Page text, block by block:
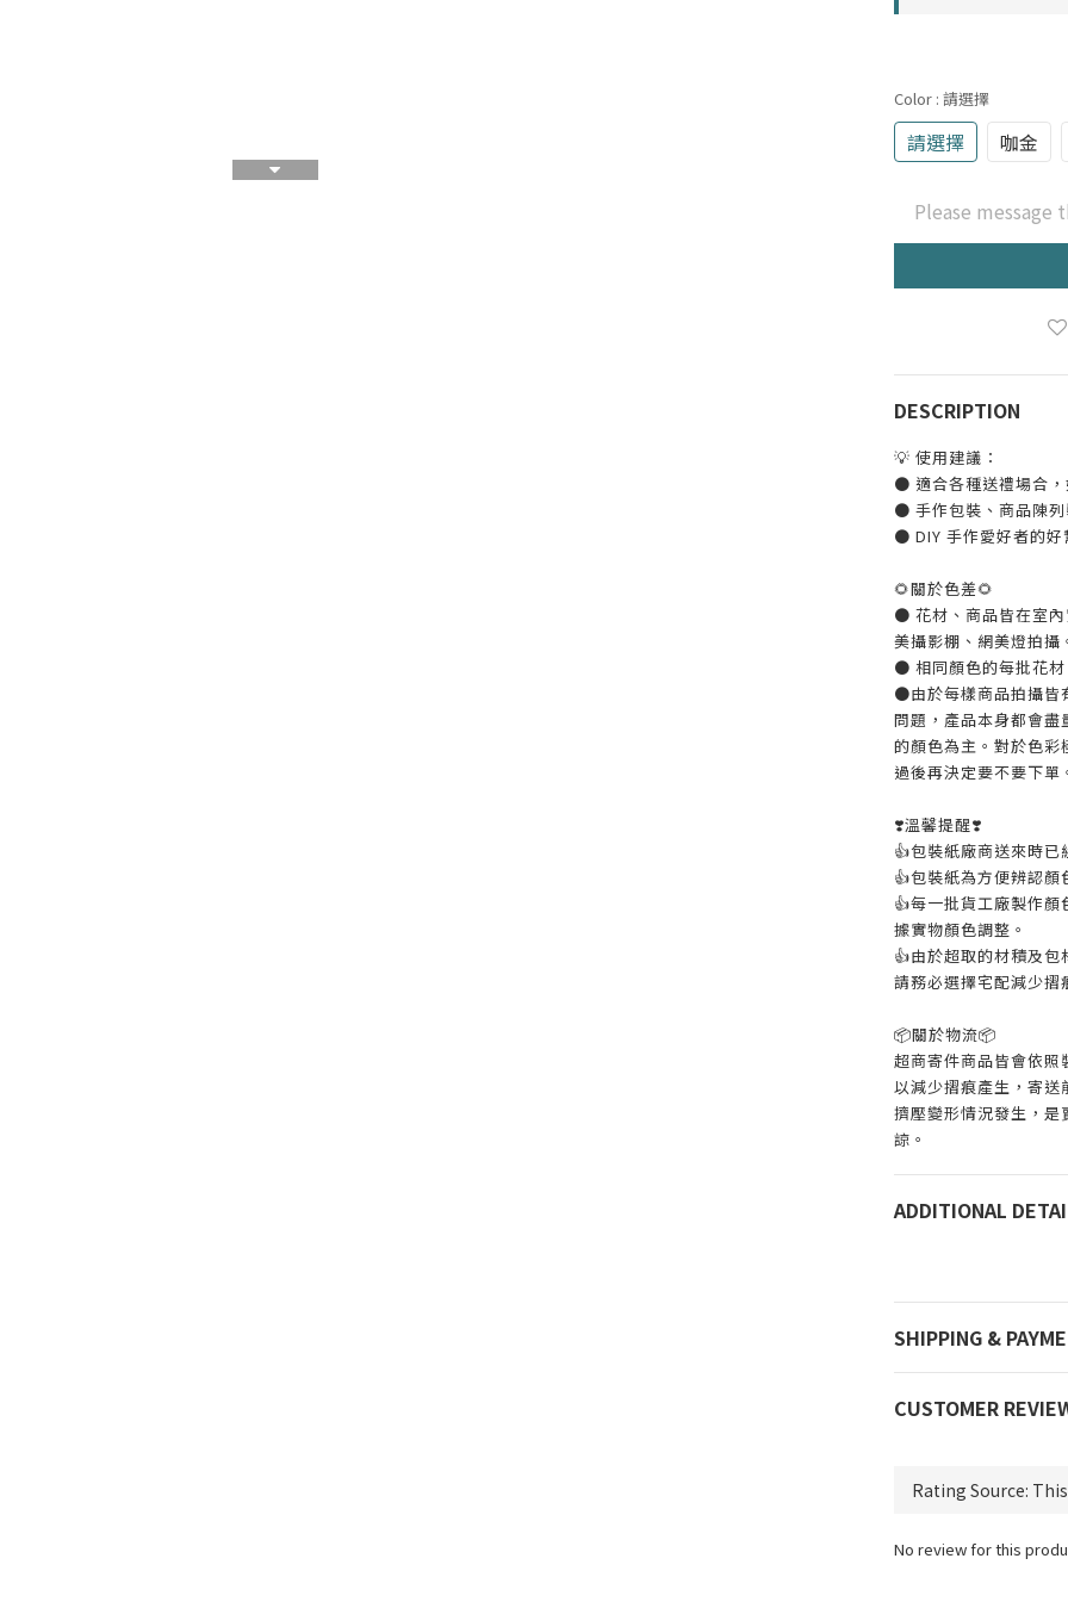
Color : 請選擇
請選擇 咖金
Please
DESCRIPTION
💡 使用建議：
● 適合各種送禮場合
● 手作包裝、商品陳
● DIY 手作愛好者的好
🌻關於色差🌻
● 花材、商品皆在室
美攝影棚、網美燈拍攝
● 相同顏色的每批花
●由於每樣商品拍攝皆
問題，產品本身都會
的顏色為主。對於色
過後再決定要不要下單
❣️溫馨提醒❣️
👍️包裝紙廠商送來時
👍️包裝紙為方便辨認
👍️每一批貨工廠製作
據實物顏色調整。
👍️由於超取的材積及
請務必選擇宅配減少摺
📦️關於物流📦️
超商寄件商品皆會依
以減少摺痕產生，寄
擠壓變形情況發生，
諒。
ADDITIONAL
SHIPPING &
CUSTOMER
No review for this